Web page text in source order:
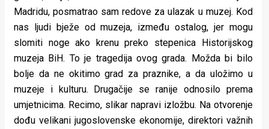
Madridu, posmatrao sam redove za ulazak u muzej. Kod
nas ljudi bježe od muzeja, između ostalog, jer mogu
slomiti noge ako krenu preko stepenica Historijskog
muzeja BiH. To je tragedija ovog grada. Možda bi bilo
bolje da ne okitimo grad za praznike, a da uložimo u
muzeje i kulturu. Drugačije se ranije odnosilo prema
umjetnicima. Recimo, slikar napravi izložbu. Na otvorenje
dođu velikani jugoslovenske ekonomije, direktori važnih